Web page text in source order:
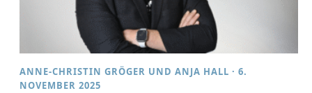
ANNE-CHRISTIN GRÖGER UNDANJA HALL ·6.
NOVEMBER 2025